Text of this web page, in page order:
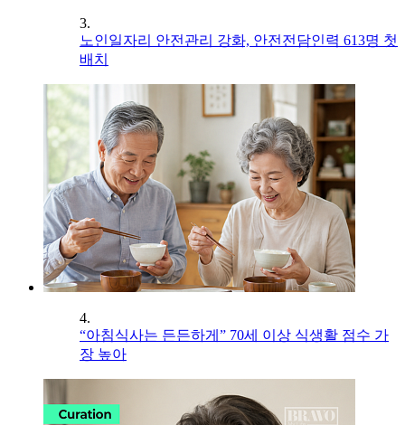
3.
노인일자리 안전관리 강화, 안전전담인력 613명 첫
배치
4.
“아침식사는 든든하게” 70세 이상 식생활 점수 가
장 높아